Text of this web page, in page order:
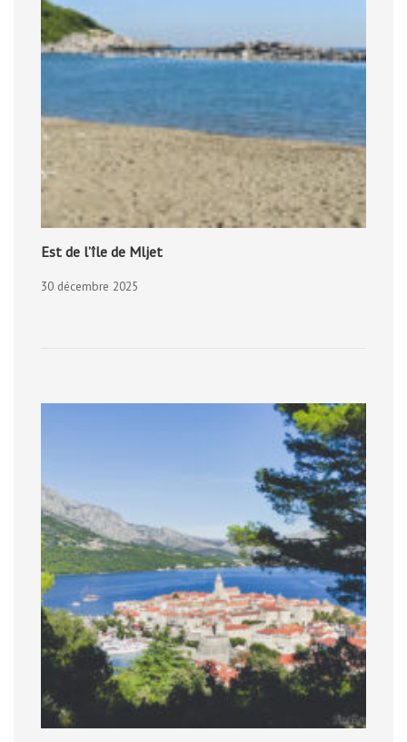
Est de l’île de Mljet
30 décembre 2025